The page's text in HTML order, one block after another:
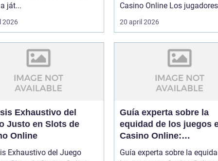
ját...
2026
Casino Online Los
20 april 2026
Exhaustivo del
Justo en Slots de
Online
Exhaustivo del Juego
Guía experta sobre la
equidad de los juegos
Casino Online:
certificaciones y
que garantizan
Guía experta sobre la